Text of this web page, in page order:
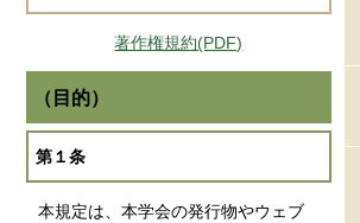
著作権規約(PDF)
（目的）
第１条
本規定は、本学会の発行物やウェブ